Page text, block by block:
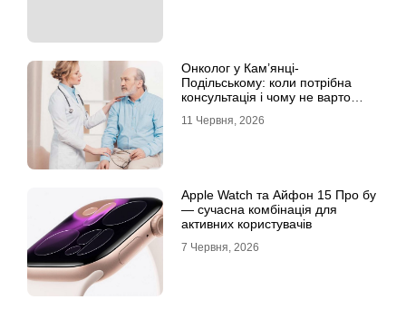
Онколог у Кам’янці-
Подільському: коли потрібна
консультація і чому не варто
11 Червня, 2026
Apple Watch та Айфон 15 Про бу
— сучасна комбінація для
активних користувачів
7 Червня, 2026